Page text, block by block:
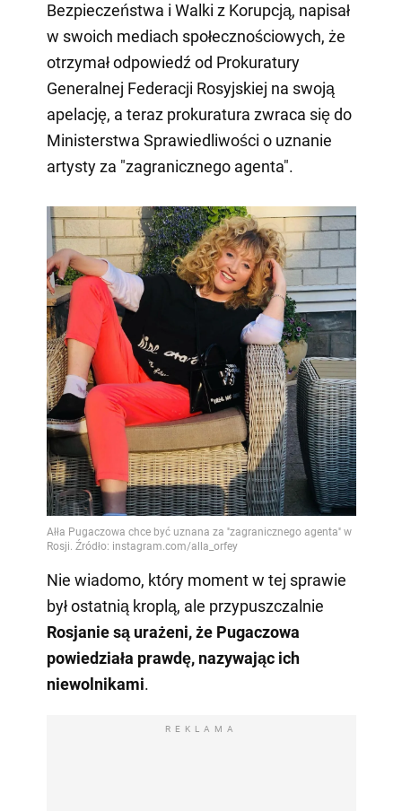
Bezpieczeństwa i Walki z Korupcją, napisał
w swoich mediach społecznościowych, że
otrzymał odpowiedź od Prokuratury
Generalnej Federacji Rosyjskiej na swoją
apelację, a teraz prokuratura zwraca się do
Ministerstwa Sprawiedliwości o uznanie
artysty za "zagranicznego agenta".
Nie wiadomo, który moment w tej sprawie
był ostatnią kroplą, ale przypuszczalnie
Rosjanie są urażeni, że Pugaczowa
powiedziała prawdę, nazywając ich
niewolnikami.
REKLAMA